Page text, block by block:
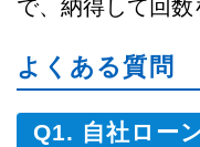
で、納得して回数
よくある質問
Q1. 自社ロー